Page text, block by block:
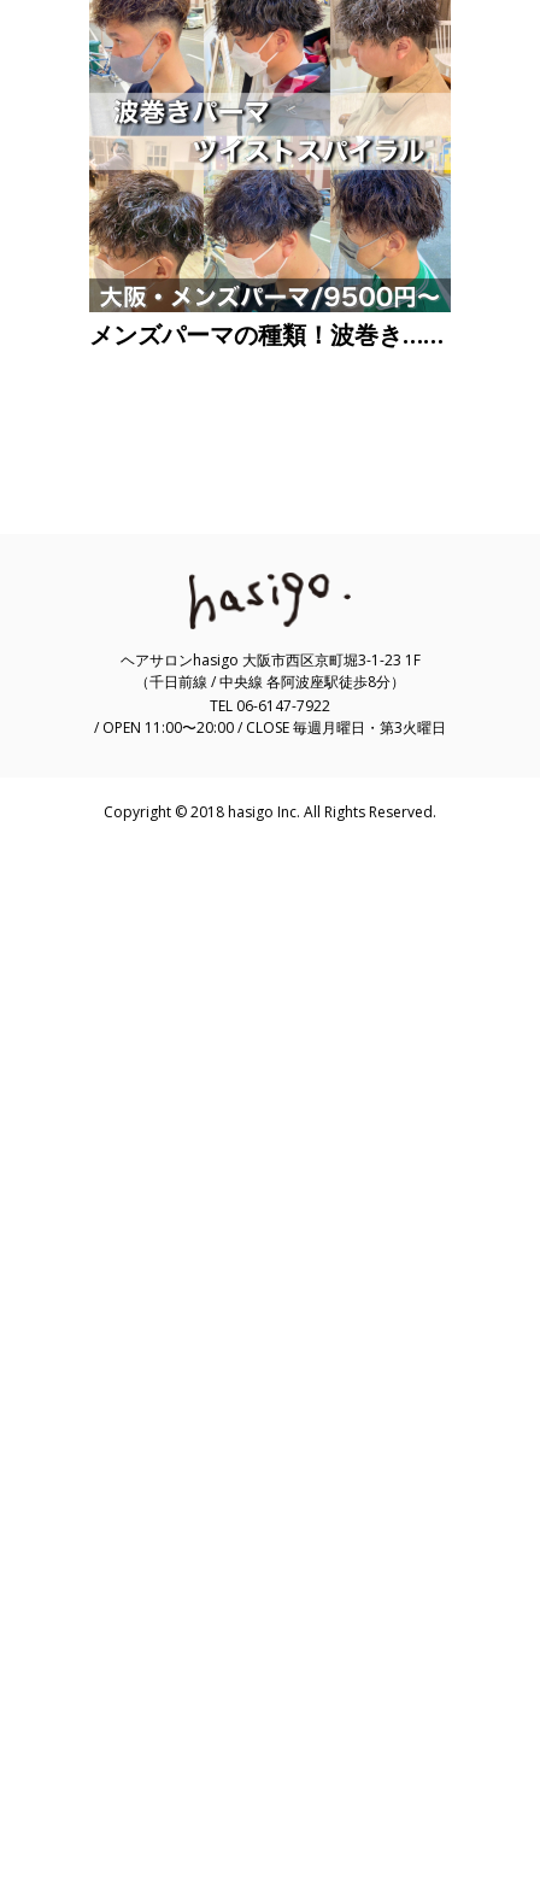
メンズパーマの種類！波巻き……
ヘアサロンhasigo 大阪市西区京町堀3-1-23 1F
（千日前線 / 中央線 各阿波座駅徒歩8分）
TEL 06-6147-7922
/ OPEN 11:00〜20:00 / CLOSE 毎週月曜日・第3火曜日
Copyright © 2018 hasigo Inc. All Rights Reserved.